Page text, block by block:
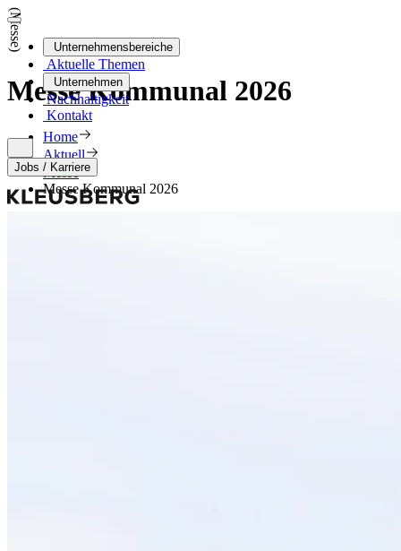
Unternehmensbereiche
Aktuelle Themen
Unternehmen
Nachhaltigkeit
Kontakt
Jobs / Karriere
(Messe)
Messe Kommunal 2026
Home
Aktuell
Messe
Messe Kommunal 2026